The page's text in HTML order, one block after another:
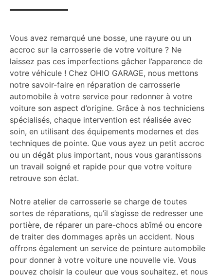
Vous avez remarqué une bosse, une rayure ou un
accroc sur la carrosserie de votre voiture ? Ne
laissez pas ces imperfections gâcher l’apparence de
votre véhicule ! Chez OHIO GARAGE, nous mettons
notre savoir-faire en réparation de carrosserie
automobile à votre service pour redonner à votre
voiture son aspect d’origine. Grâce à nos techniciens
spécialisés, chaque intervention est réalisée avec
soin, en utilisant des équipements modernes et des
techniques de pointe. Que vous ayez un petit accroc
ou un dégât plus important, nous vous garantissons
un travail soigné et rapide pour que votre voiture
retrouve son éclat.
Notre atelier de carrosserie se charge de toutes
sortes de réparations, qu’il s’agisse de redresser une
portière, de réparer un pare-chocs abîmé ou encore
de traiter des dommages après un accident. Nous
offrons également un service de peinture automobile
pour donner à votre voiture une nouvelle vie. Vous
pouvez choisir la couleur que vous souhaitez, et nous